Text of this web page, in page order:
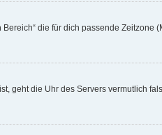
die für dich passende Zeitzone
geht die Uhr des Servers vermutlich